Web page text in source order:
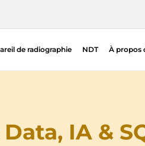
de radiographie NDT À propos
IA &